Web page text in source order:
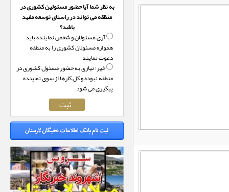
به نظر شما آیا حضور مسئولین کشوری در
منظقه می تواند در راستای توسعه مفید
باشد؟
آری،‌مسئولان و شخص نماینده باید
همواره مسئولان کشوری را به منطقه
دعوت نمایند
خیر؛‌ نیازی به حضور مسئول کشوری در
منطقه نبوده و کل کارها از سوی نماینده
پیگیری می شود